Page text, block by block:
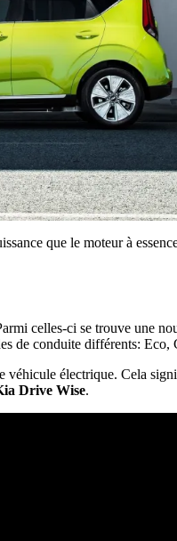
que le moteur à
celles-ci se trouve une
de conduite différents:
véhicule électrique. Cela
Drive Wise.